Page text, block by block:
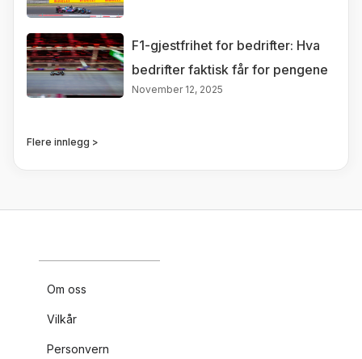
F1-gjestfrihet for bedrifter: Hva
bedrifter faktisk får for pengene
November 12, 2025
Flere innlegg >
Om oss
Vilkår
Personvern